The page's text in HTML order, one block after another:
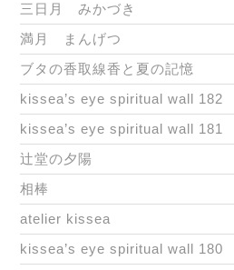
三日月 みかづき
満月 まんげつ
ブタの香取線香と夏の記憶
kissea’s eye spiritual wall 182
kissea’s eye spiritual wall 181
辻堂の夕陽
相棒
atelier kissea
kissea’s eye spiritual wall 180